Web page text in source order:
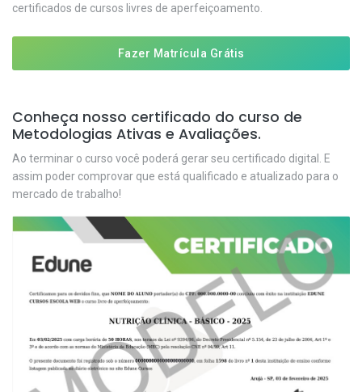
certificados de cursos livres de aperfeiçoamento.
Fazer Matrícula Grátis
Conheça nosso certificado do curso de
Metodologias Ativas e Avaliações.
Ao terminar o curso você poderá gerar seu certificado digital. E
assim poder comprovar que está qualificado e atualizado para o
mercado de trabalho!